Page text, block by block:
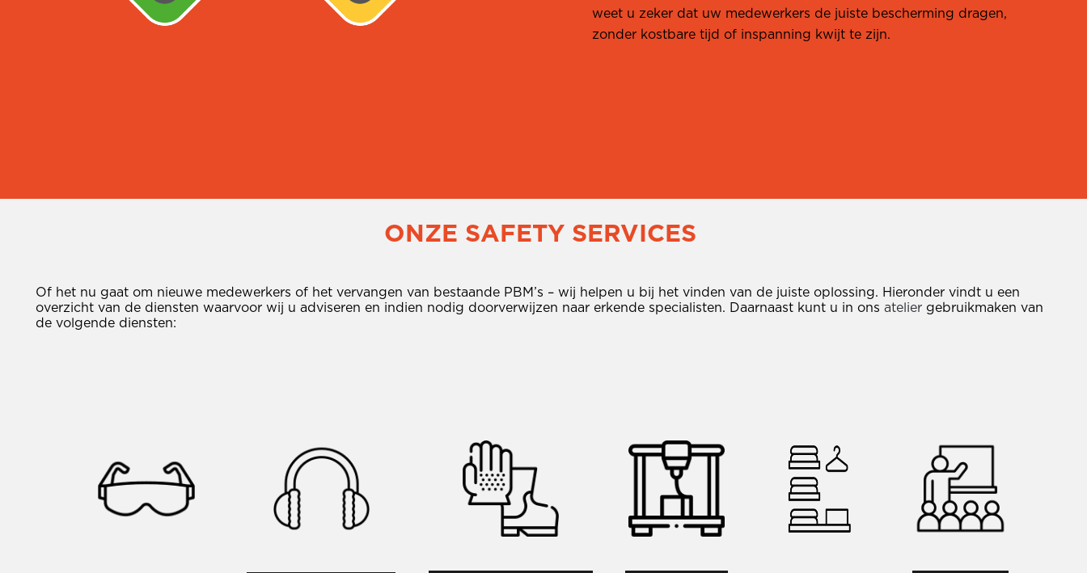
weet u zeker dat uw medewerkers de juiste bescherming dragen,
zonder kostbare tijd of inspanning kwijt te zijn.
ONZE SAFETY SERVICES
Of het nu gaat om nieuwe medewerkers of het vervangen van bestaande PBM’s – wij helpen u bij het vinden van de juiste oplossing. Hieronder vindt u een
overzicht van de diensten waarvoor wij u adviseren en indien nodig doorverwijzen naar erkende specialisten. Daarnaast kunt u in ons atelier gebruikmaken van
de volgende diensten: